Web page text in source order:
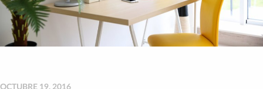
OCTUBRE 19, 2016